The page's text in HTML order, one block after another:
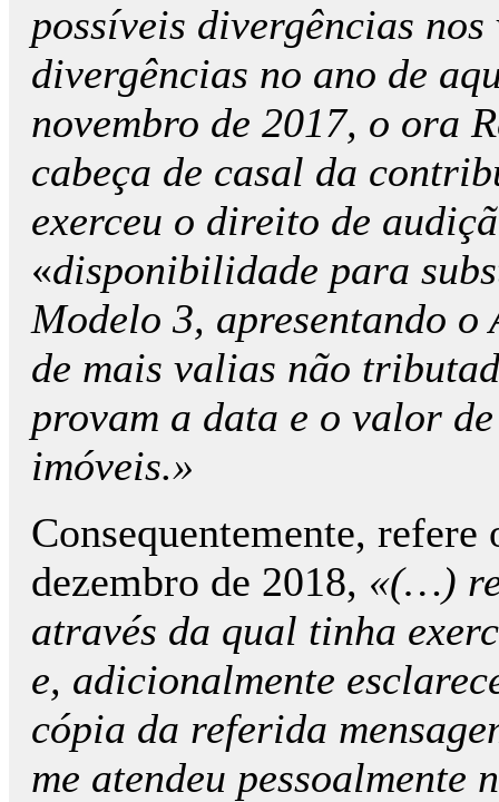
possíveis divergências
divergências no ano de
novembro de 2017, o ora
cabeça de casal da
exerceu o direito de
«disponibilidade para
Modelo 3, apresentando o
de mais valias não
provam a data e o valor
imóveis.»
Consequentemente,
dezembro de 2018, «(…)
através da qual tinha
e, adicionalmente
cópia da referida
me atendeu pessoalmente